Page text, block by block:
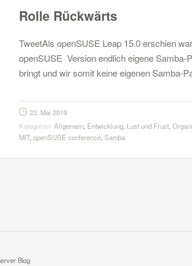
Rolle Rückwärts
TweetAls openSUSE Leap 15.0 erschien
openSUSE Version endlich eigene
bringt und wir somit keine eigenen Samba-
23. Mai 2019
Kategorien Allgemein, Entwicklung, Lust und Frust,
MIT, openSUSE conference, Samba
Blog